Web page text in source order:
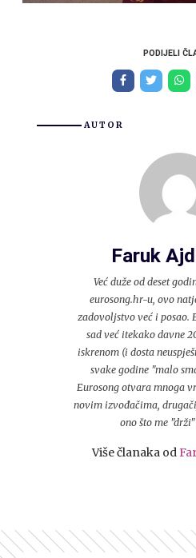
PODIJELI
AUTOR
Faruk
Već duže od deset
eurosong.hr-u, ovo
zadovoljstvo već i posao.
sad već itekako davne
iskrenom (i dosta
svake godine "malo
Eurosong otvara mnoga
novim izvođačima,
ono što me
Više članaka od